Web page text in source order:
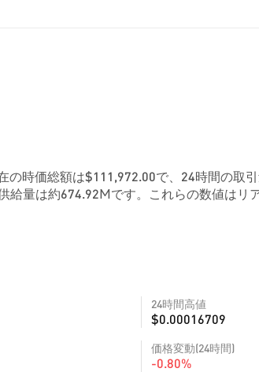
時価総額は$111,972.00で、24時間の取
給量は約674.92Mです。これらの数値はリ
24時間高値
$0.00016709
価格変動(24時間)
-0.80%